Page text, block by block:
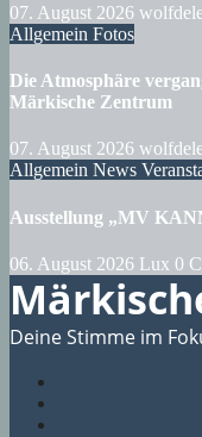
07. August 2026
Allgemein Fotos
Die Atmosphäre
Märkische Zentrum
07. August 2026
Allgemein News
Ausstellung „MV
06. August 2026 Lux 0
Deine Stimme im